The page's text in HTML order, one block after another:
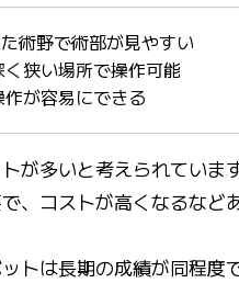
術野で術部が見やすい
狭い場所で操作可能
が容易にできる
が多いと考えられています
、コストが高くなるなど
トは長期の成績が同程度